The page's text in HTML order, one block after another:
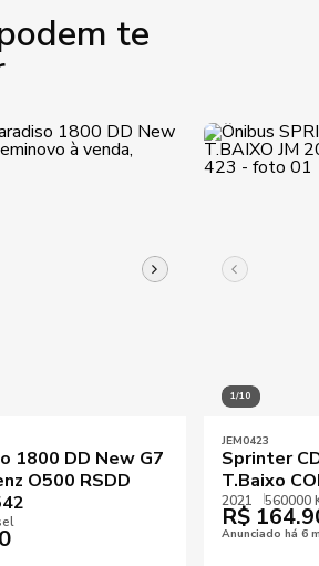
te
1800 DD New G7
O500 RSDD
1/10
JEM0423
Sprinter
T.Baixo
2021 560000
R$
Anunciado há 6